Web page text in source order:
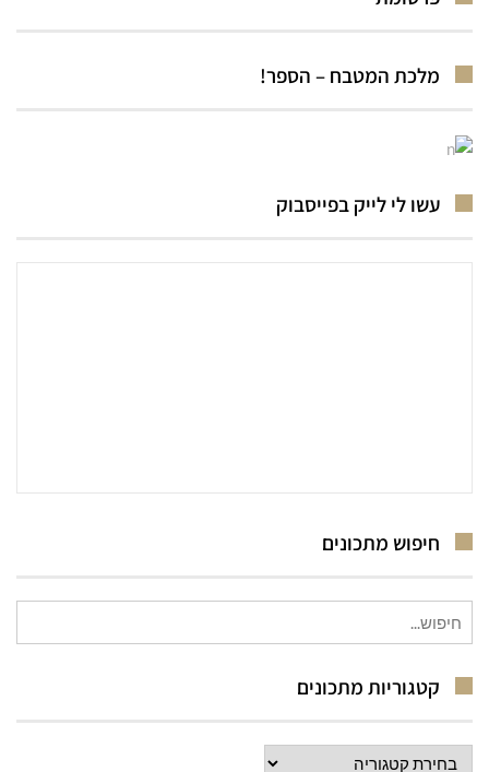
מלכת המטבח – הספר!
עשו לי לייק בפייסבוק
חיפוש מתכונים
עבור:
קטגוריות מתכונים
קטגוריות